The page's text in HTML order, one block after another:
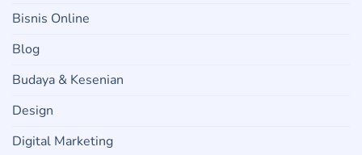
Bisnis Online
Blog
Budaya & Kesenian
Design
Digital Marketing